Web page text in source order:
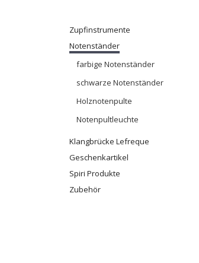
Zupfinstrumente
Notenständer
farbige Notenständer
schwarze Notenständer
Holznotenpulte
Notenpultleuchte
Klangbrücke Lefreque
Geschenkartikel
Spiri Produkte
Zubehör